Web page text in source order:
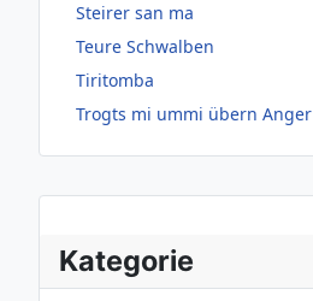
Kategorie
Steirer san ma
Teure Schwalben
Tiritomba
Trogts mi ummi übern Anger